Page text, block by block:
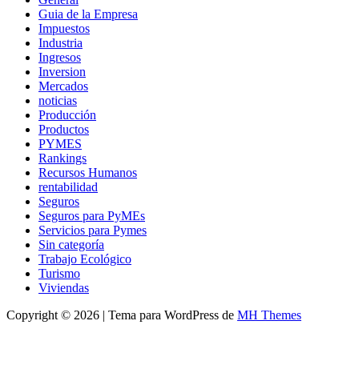
Guia de la Empresa
Impuestos
Industria
Ingresos
Inversion
Mercados
noticias
Producción
Productos
PYMES
Rankings
Recursos Humanos
rentabilidad
Seguros
Seguros para PyMEs
Servicios para Pymes
Sin categoría
Trabajo Ecológico
Turismo
Viviendas
Copyright © 2026 | Tema para WordPress de MH Themes